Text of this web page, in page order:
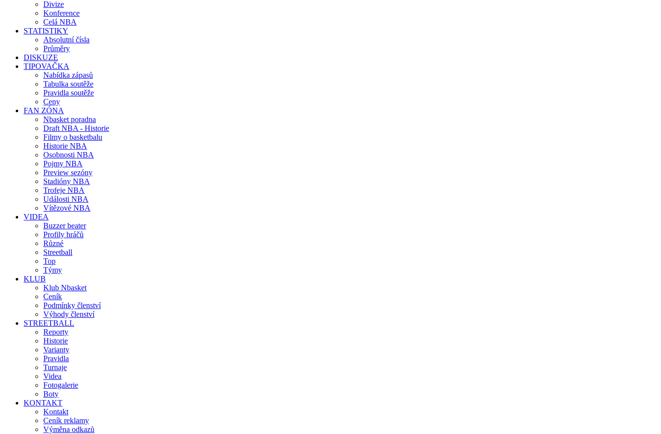
Divize
Konference
Celá NBA
STATISTIKY
Absolutní čísla
Průměry
DISKUZE
TIPOVAČKA
Nabídka zápasů
Tabulka soutěže
Pravidla soutěže
Ceny
FAN ZÓNA
Nbasket poradna
Draft NBA - Historie
Filmy o basketbalu
Historie NBA
Osobnosti NBA
Pojmy NBA
Preview sezóny
Stadióny NBA
Trofeje NBA
Události NBA
Vítězové NBA
VIDEA
Buzzer beater
Profily hráčů
Různé
Streetball
Top
Týmy
KLUB
Klub Nbasket
Ceník
Podmínky členství
Výhody členství
STREETBALL
Reporty
Historie
Varianty
Pravidla
Turnaje
Videa
Fotogalerie
Boty
KONTAKT
Kontakt
Ceník reklamy
Výměna odkazů